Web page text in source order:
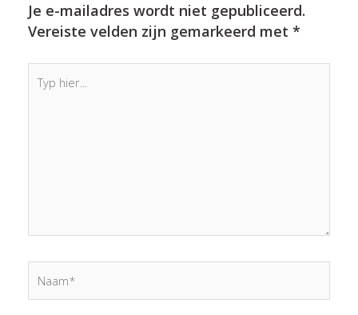
Je e-mailadres wordt niet gepubliceerd.
Vereiste velden zijn gemarkeerd met *
hier...